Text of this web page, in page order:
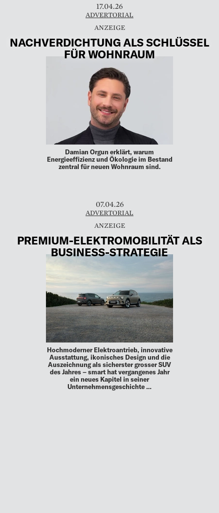
17.04.26
ADVERTORIAL
NACHVERDICHTUNG ALS SCHLÜSSEL
FÜR WOHNRAUM
Damian Orgun erklärt, warum
Energieeffizienz und Ökologie im Bestand
zentral für neuen Wohnraum sind.
07.04.26
ADVERTORIAL
PREMIUM-ELEKTROMOBILITÄT ALS
BUSINESS-STRATEGIE
Hochmoderner Elektroantrieb, innovative
Ausstattung, ikonisches Design und die
Auszeichnung als sicherster grosser SUV
des Jahres – smart hat vergangenes Jahr
ein neues Kapitel in seiner
Unternehmensgeschichte …